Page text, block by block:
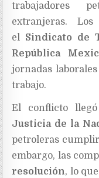
trabajadores
extranjeras.
el Sindicato de
República
jornadas
trabajo.
El conflicto
Justicia de la
petroleras
embargo, las
resolución, lo